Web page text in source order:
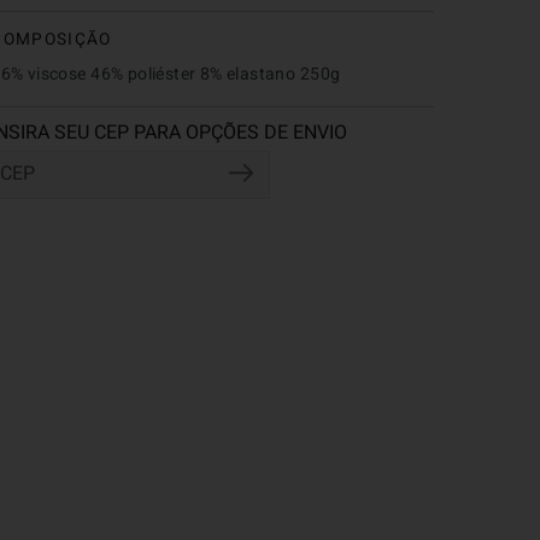
viscose 46% poliéster 8% elastano 250g